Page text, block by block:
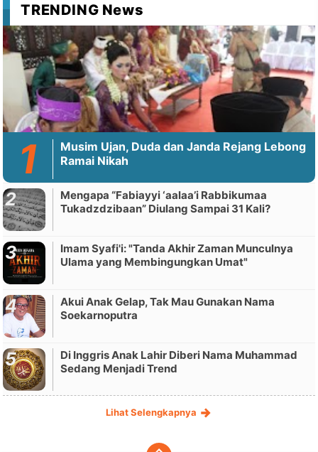
TRENDING News
Musim Ujan, Duda dan Janda Rejang Lebong
Ramai Nikah
Mengapa “Fabiayyi ‘aalaa’i Rabbikumaa
Tukadzdzibaan” Diulang Sampai 31 Kali?
Imam Syafi'i: "Tanda Akhir Zaman Munculnya
Ulama yang Membingungkan Umat"
Akui Anak Gelap, Tak Mau Gunakan Nama
Soekarnoputra
Di Inggris Anak Lahir Diberi Nama Muhammad
Sedang Menjadi Trend
Lihat Selengkapnya